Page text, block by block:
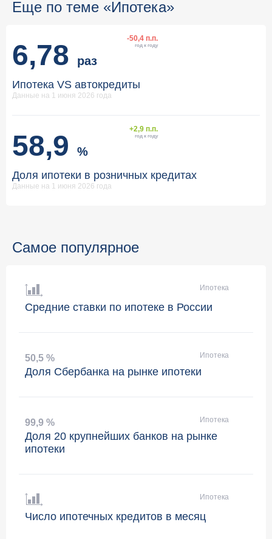
Еще по теме «Ипотека»
6,78 раз
-50,4 п.п.
год к году
Ипотека VS автокредиты
Данные на 1 июня 2026 года
58,9 %
+2,9 п.п.
год к году
Доля ипотеки в розничных кредитах
Данные на 1 июня 2026 года
Самое популярное
Ипотека
Средние ставки по ипотеке в России
50,5 % Ипотека
Доля Сбербанка на рынке ипотеки
99,9 % Ипотека
Доля 20 крупнейших банков на рынке
ипотеки
Ипотека
Число ипотечных кредитов в месяц